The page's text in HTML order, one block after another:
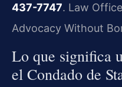
437-7747. Law
Advocacy Without
Lo que significa
el Condado de